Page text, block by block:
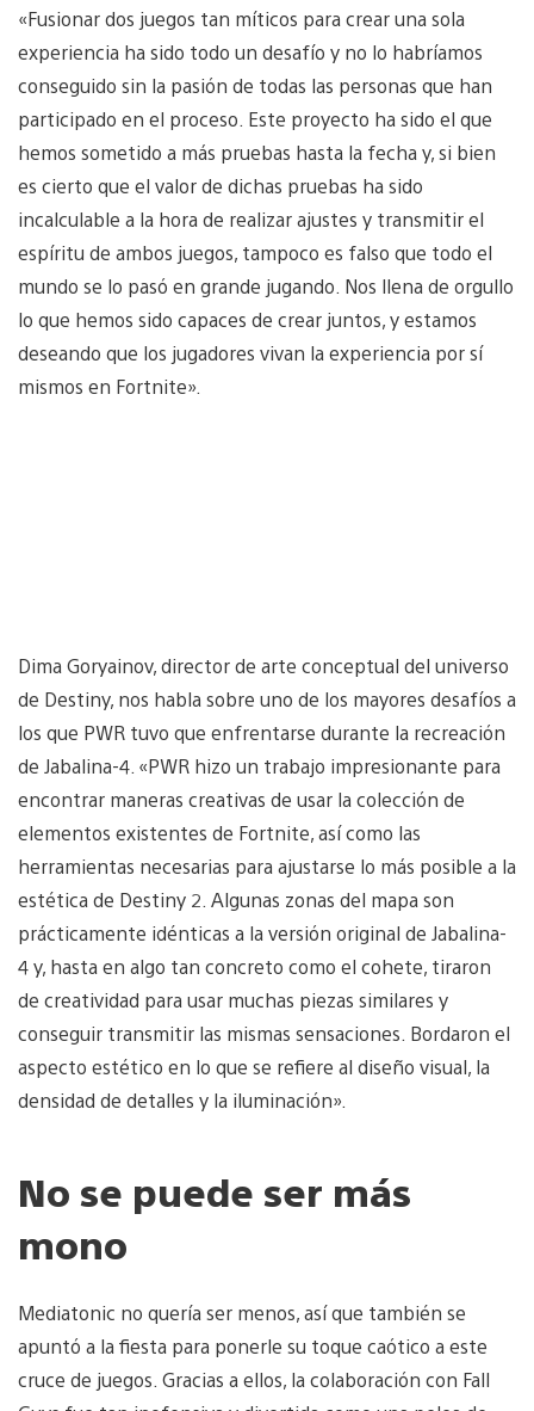
«Fusionar dos juegos tan míticos para crear una sola
experiencia ha sido todo un desafío y no lo habríamos
conseguido sin la pasión de todas las personas que han
participado en el proceso. Este proyecto ha sido el que
hemos sometido a más pruebas hasta la fecha y, si bien
es cierto que el valor de dichas pruebas ha sido
incalculable a la hora de realizar ajustes y transmitir el
espíritu de ambos juegos, tampoco es falso que todo el
mundo se lo pasó en grande jugando. Nos llena de orgullo
lo que hemos sido capaces de crear juntos, y estamos
deseando que los jugadores vivan la experiencia por sí
mismos en Fortnite».
Dima Goryainov, director de arte conceptual del universo
de Destiny, nos habla sobre uno de los mayores desafíos a
los que PWR tuvo que enfrentarse durante la recreación
de Jabalina-4. «PWR hizo un trabajo impresionante para
encontrar maneras creativas de usar la colección de
elementos existentes de Fortnite, así como las
herramientas necesarias para ajustarse lo más posible a la
estética de Destiny 2. Algunas zonas del mapa son
prácticamente idénticas a la versión original de Jabalina-
4 y, hasta en algo tan concreto como el cohete, tiraron
de creatividad para usar muchas piezas similares y
conseguir transmitir las mismas sensaciones. Bordaron el
aspecto estético en lo que se refiere al diseño visual, la
densidad de detalles y la iluminación».
No se puede ser más
mono
Mediatonic no quería ser menos, así que también se
apuntó a la fiesta para ponerle su toque caótico a este
cruce de juegos. Gracias a ellos, la colaboración con Fall